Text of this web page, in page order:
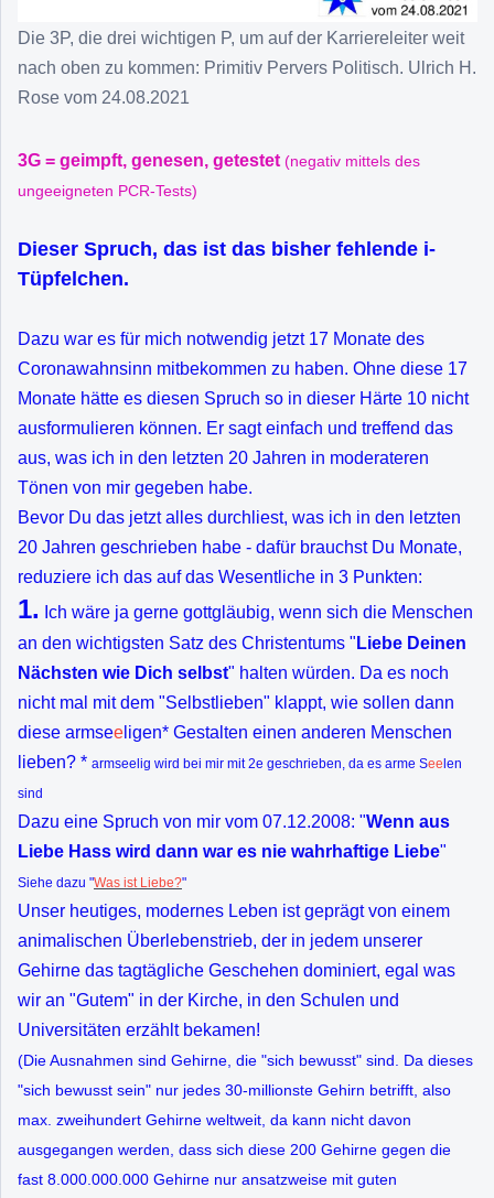
Die 3P, die drei wichtigen P, um auf der Karriereleiter weit
nach oben zu kommen: Primitiv Pervers Politisch. Ulrich H.
Rose vom 24.08.2021
3G = geimpft, genesen, getestet (negativ mittels des
ungeeigneten PCR-Tests)
Dieser Spruch, das ist das bisher fehlende i-
Tüpfelchen.
Dazu war es für mich notwendig jetzt 17 Monate des
Coronawahnsinn mitbekommen zu haben. Ohne diese 17
Monate hätte es diesen Spruch so in dieser Härte 10 nicht
ausformulieren können. Er sagt einfach und treffend das
aus, was ich in den letzten 20 Jahren in moderateren
Tönen von mir gegeben habe.
Bevor Du das jetzt alles durchliest, was ich in den letzten
20 Jahren geschrieben habe - dafür brauchst Du Monate,
reduziere ich das auf das Wesentliche in 3 Punkten:
1. Ich wäre ja gerne gottgläubig, wenn sich die Menschen
an den wichtigsten Satz des Christentums " Liebe Deinen
Nächsten wie Dich selbst" halten würden. Da es noch
nicht mal mit dem "Selbstlieben" klappt, wie sollen dann
diese armsee ligen* Gestalten einen anderen Menschen
lieben? * armseelig wird bei mir mit 2e geschrieben, da es arme Seelen
sind
Dazu eine Spruch von mir vom 07.12.2008: "Wenn aus
Liebe Hass wird dann war es nie wahrhaftige Liebe"
Siehe dazu "Was ist Liebe?"
Unser heutiges, modernes Leben ist geprägt von einem
animalischen Überlebenstrieb, der in jedem unserer
Gehirne das tagtägliche Geschehen dominiert, egal was
wir an "Gutem" in der Kirche, in den Schulen und
Universitäten erzählt bekamen!
(Die Ausnahmen sind Gehirne, die "sich bewusst" sind. Da dieses
"sich bewusst sein" nur jedes 30-millionste Gehirn betrifft, also
max. zweihundert Gehirne weltweit, da kann nicht davon
ausgegangen werden, dass sich diese 200 Gehirne gegen die
fast 8.000.000.000 Gehirne nur ansatzweise mit guten